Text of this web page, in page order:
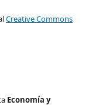
Creative Commons
Economía y